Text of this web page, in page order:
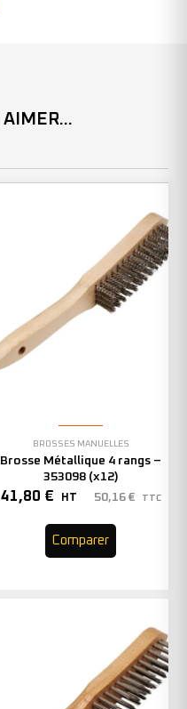
AIMER...
BROSSES MANUELLES
Brosse Métallique 4 rangs –
353098 (x12)
41,80 € HT 50,16 € TTC
Comparer